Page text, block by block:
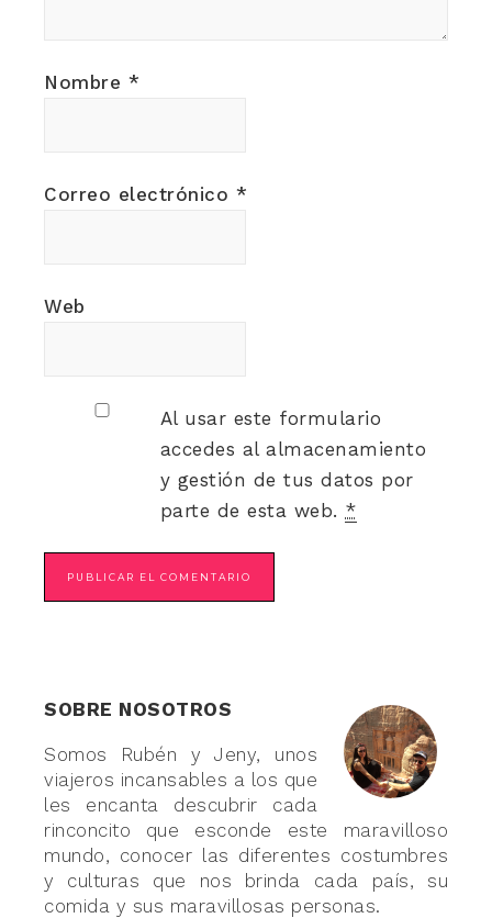
Nombre *
Correo electrónico *
Web
Al usar este formulario
accedes al almacenamiento
y gestión de tus datos por
parte de esta web. *
SOBRE NOSOTROS
Somos Rubén y Jeny, unos
viajeros incansables a los que
les encanta descubrir cada
rinconcito que esconde este maravilloso
mundo, conocer las diferentes costumbres
y culturas que nos brinda cada país, su
comida y sus maravillosas personas.